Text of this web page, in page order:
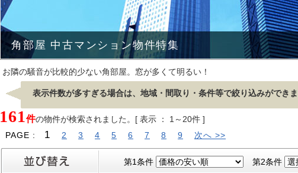
角部屋 中古マンション物件特集
お隣の騒音が比較的少ない角部屋。窓が多くて明るい！
表示件数が多すぎる場合は、地域・間取り・条件等で絞り込みができま
161件の物件が検索されました。[ 表示 ： 1～20件 ]
PAGE :
1 2 3 4 5 6 7 8 9 次へ >>
第1条件 第2条件